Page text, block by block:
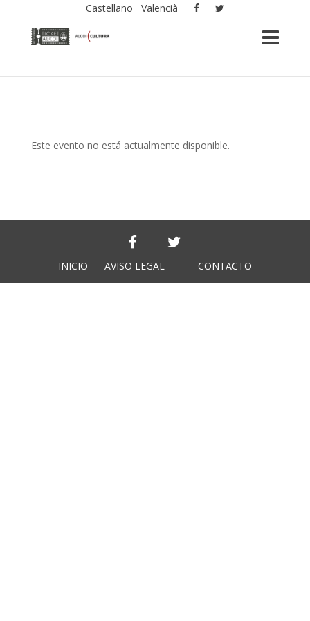
Castellano Valencià
Este evento no está actualmente disponible.
INICIO AVISO LEGAL CONTACTO